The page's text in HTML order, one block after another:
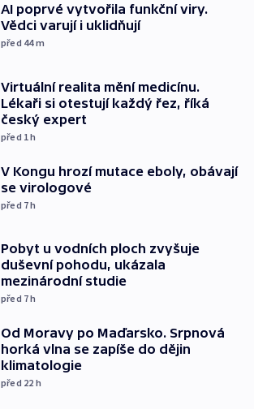
AI poprvé vytvořila funkční viry.
Vědci varují i uklidňují
před 44m
Virtuální realita mění medicínu.
Lékaři si otestují každý řez, říká
český expert
před 1h
V Kongu hrozí mutace eboly, obávají
se virologové
před 7h
Pobyt u vodních ploch zvyšuje
duševní pohodu, ukázala
mezinárodní studie
před 7h
Od Moravy po Maďarsko. Srpnová
horká vlna se zapíše do dějin
klimatologie
před 22 h